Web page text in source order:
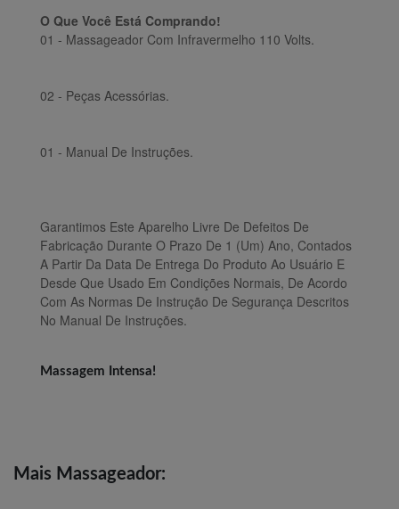
O Que Você Está Comprando!
01 - Massageador Com Infravermelho 110 Volts.
02 - Peças Acessórias.
01 - Manual De Instruções.
Garantimos Este Aparelho Livre De Defeitos De
Fabricação Durante O Prazo De 1 (Um) Ano, Contados
A Partir Da Data De Entrega Do Produto Ao Usuário E
Desde Que Usado Em Condições Normais, De Acordo
Com As Normas De Instrução De Segurança Descritos
No Manual De Instruções.
Massagem Intensa!
Mais Massageador: